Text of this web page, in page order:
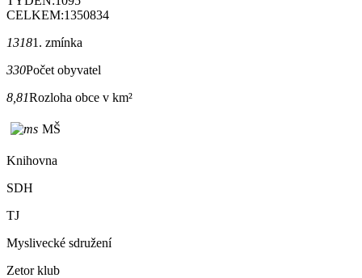
CELKEM:1350834
13181. zmínka
330Počet obyvatel
8,81Rozloha obce v km²
MŠ
Knihovna
SDH
TJ
Myslivecké sdružení
Zetor klub